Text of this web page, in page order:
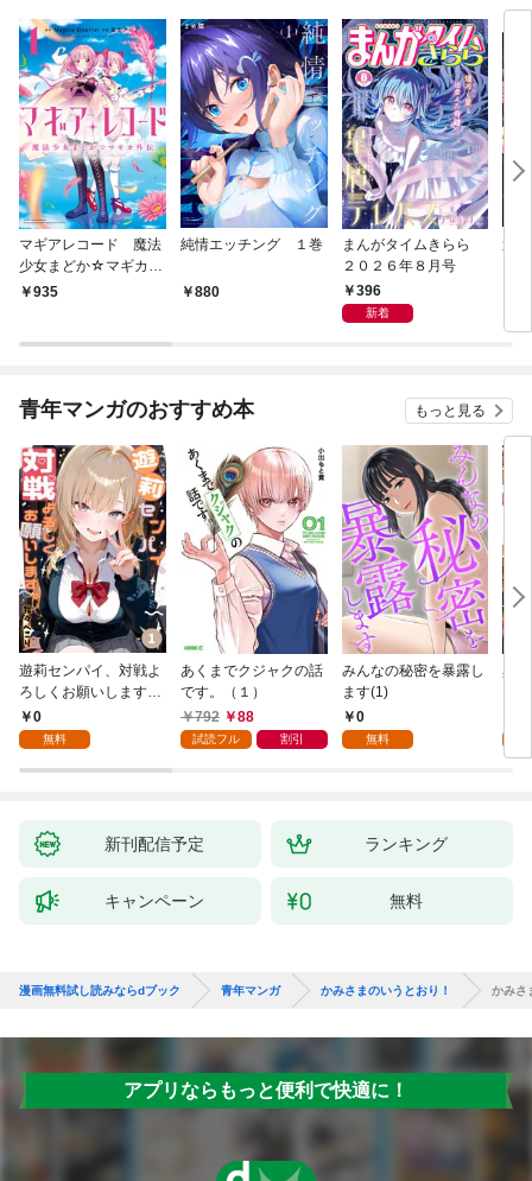
マギアレコード 魔法
少女まどか☆マギカ外
伝 １巻
935
純情エッチング １巻
880
まんがタイムきらら
２０２６年８月号
396
新着
週
青年マンガのおすすめ本 もっと見る
遊莉センパイ、対戦よ
ろしくお願いします。
1 0
無料
あくまでクジャクの話
です。（１）
792
88
試読フル 割引
みんなの秘密を暴露し
ます(1)
0
無料
異
新刊配信予定 ランキング
キャンペーン 無料
漫画無料試し読みならdブック 青年マンガ かみさまのいうとおり！ かみさ
アプリならもっと便利で快適に！